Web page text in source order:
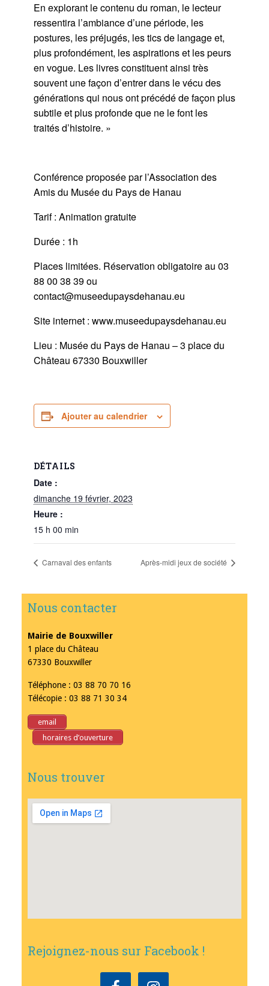
En explorant le contenu du roman, le lecteur
ressentira l’ambiance d’une période, les
postures, les préjugés, les tics de langage et,
plus profondément, les aspirations et les peurs
en vogue. Les livres constituent ainsi très
souvent une façon d’entrer dans le vécu des
générations qui nous ont précédé de façon plus
subtile et plus profonde que ne le font les
traités d’histoire. »
Conférence proposée par l’Association des
Amis du Musée du Pays de Hanau
Tarif : Animation gratuite
Durée : 1h
Places limitées. Réservation obligatoire au 03
88 00 38 39 ou
contact@museedupaysdehanau.eu
Site internet : www.museedupaysdehanau.eu
Lieu : Musée du Pays de Hanau – 3 place du
Château 67330 Bouxwiller
Ajouter au calendrier
DÉTAILS
Date :
dimanche 19 février, 2023
Heure :
15 h 00 min
Carnaval des enfants Après-midi jeux de société
Nous contacter
Mairie de Bouxwiller
1 place du Château
67330 Bouxwiller
Téléphone : 03 88 70 70 16
Télécopie : 03 88 71 30 34
email
horaires d’ouverture
Nous trouver
Rejoignez-nous sur Facebook !